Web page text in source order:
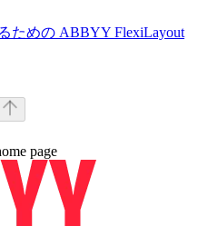
ための ABBYY FlexiLayout
page